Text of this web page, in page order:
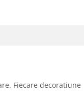
Fiecare decoratiune